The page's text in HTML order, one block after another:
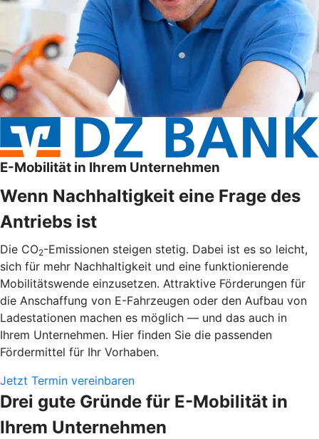
E-Mobilität in Ihrem Unternehmen
Wenn Nachhaltigkeit eine Frage des
Antriebs ist
Die CO2-Emissionen steigen stetig. Dabei ist es so leicht,
sich für mehr Nachhaltigkeit und eine funktionierende
Mobilitätswende einzusetzen. Attraktive Förderungen für
die Anschaffung von E-Fahrzeugen oder den Aufbau von
Ladestationen machen es möglich — und das auch in
Ihrem Unternehmen. Hier finden Sie die passenden
Fördermittel für Ihr Vorhaben.
Jetzt Termin vereinbaren
Drei gute Gründe für E-Mobilität in
Ihrem Unternehmen